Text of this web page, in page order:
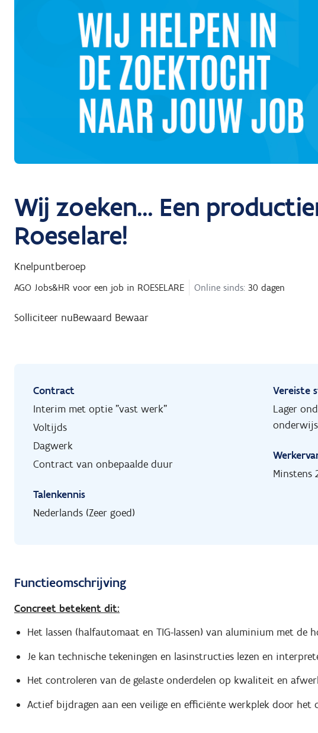
Wij zoeken... Een
Roeselare!
Knelpuntberoep
AGO Jobs&HR voor een job in ROESELARE Online sinds: 30 dagen
Solliciteer nuBewaard Bewaar
Contract
Interim met optie "vast werk"
Voltijds
Dagwerk
Contract van onbepaalde duur
Talenkennis
Nederlands (Zeer goed)
Vereiste
Lager
onderwijs
Minstens
Functieomschrijving
Concreet betekent dit:
Het lassen (halfautomaat en TIG-lassen) van aluminium met de
Je kan technische tekeningen en lasinstructies lezen en
Het controleren van de gelaste onderdelen op kwaliteit en
Actief bijdragen aan een veilige en efficiënte werkplek door het